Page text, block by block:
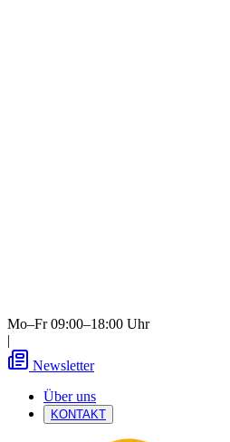
Mo–Fr 09:00–18:00 Uhr
|
Newsletter
Über uns
KONTAKT